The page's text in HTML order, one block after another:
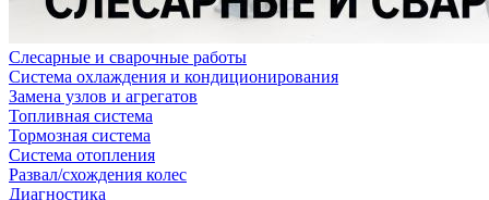
Слесарные и сварочные работы
Система охлаждения и кондиционирования
Замена узлов и агрегатов
Топливная система
Тормозная система
Система отопления
Развал/схождения колес
Диагностика